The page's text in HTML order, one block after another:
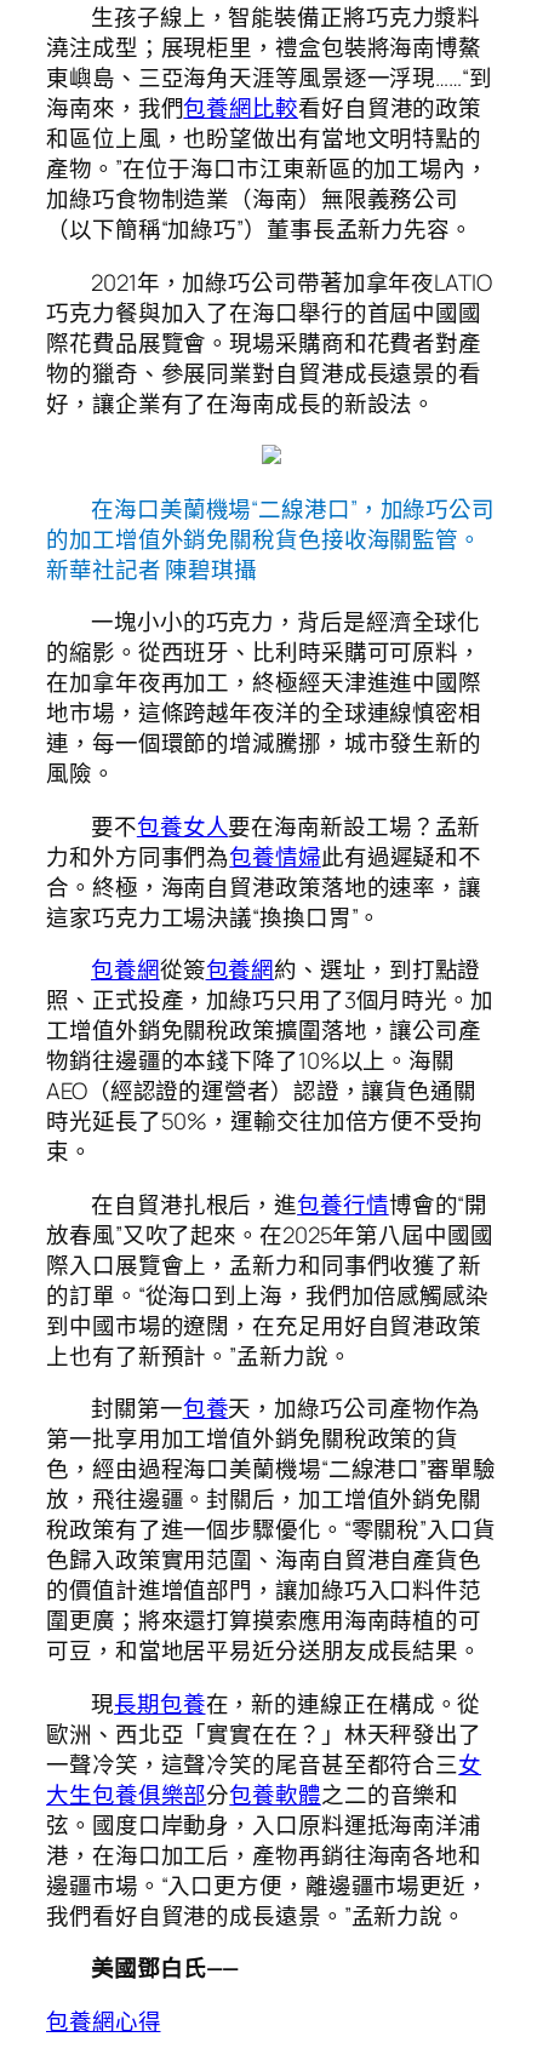
生孩子線上，智能裝備正將巧克力漿料
澆注成型；展現柜里，禮盒包裝將海南博鰲
東嶼島、三亞海角天涯等風景逐一浮現……“到
海南來，我們包養網比較看好自貿港的政策
和區位上風，也盼望做出有當地文明特點的
產物。”在位于海口市江東新區的加工場內，
加綠巧食物制造業（海南）無限義務公司
（以下簡稱“加綠巧”）董事長孟新力先容。
2021年，加綠巧公司帶著加拿年夜LATIO
巧克力餐與加入了在海口舉行的首屆中國國
際花費品展覽會。現場采購商和花費者對產
物的獵奇、參展同業對自貿港成長遠景的看
好，讓企業有了在海南成長的新設法。
在海口美蘭機場“二線港口”，加綠巧公司
的加工增值外銷免關稅貨色接收海關監管。
新華社記者 陳碧琪攝
一塊小小的巧克力，背后是經濟全球化
的縮影。從西班牙、比利時采購可可原料，
在加拿年夜再加工，終極經天津進進中國際
地市場，這條跨越年夜洋的全球連線慎密相
連，每一個環節的增減騰挪，城市發生新的
風險。
要不包養女人要在海南新設工場？孟新
力和外方同事們為包養情婦此有過遲疑和不
合。終極，海南自貿港政策落地的速率，讓
這家巧克力工場決議“換換口胃”。
包養網從簽包養網約、選址，到打點證
照、正式投產，加綠巧只用了3個月時光。加
工增值外銷免關稅政策擴圍落地，讓公司產
物銷往邊疆的本錢下降了10%以上。海關
AEO（經認證的運營者）認證，讓貨色通關
時光延長了50%，運輸交往加倍方便不受拘
束。
在自貿港扎根后，進包養行情博會的“開
放春風”又吹了起來。在2025年第八屆中國國
際入口展覽會上，孟新力和同事們收獲了新
的訂單。“從海口到上海，我們加倍感觸感染
到中國市場的遼闊，在充足用好自貿港政策
上也有了新預計。”孟新力說。
封關第一包養天，加綠巧公司產物作為
第一批享用加工增值外銷免關稅政策的貨
色，經由過程海口美蘭機場“二線港口”審單驗
放，飛往邊疆。封關后，加工增值外銷免關
稅政策有了進一個步驟優化。“零關稅”入口貨
色歸入政策實用范圍、海南自貿港自產貨色
的價值計進增值部門，讓加綠巧入口料件范
圍更廣；將來還打算摸索應用海南蒔植的可
可豆，和當地居平易近分送朋友成長結果。
現長期包養在，新的連線正在構成。從
歐洲、西北亞「實實在在？」林天秤發出了
一聲冷笑，這聲冷笑的尾音甚至都符合三女
大生包養俱樂部分包養軟體之二的音樂和
弦。國度口岸動身，入口原料運抵海南洋浦
港，在海口加工后，產物再銷往海南各地和
邊疆市場。“入口更方便，離邊疆市場更近，
我們看好自貿港的成長遠景。”孟新力說。
美國鄧白氏——
包養網心得